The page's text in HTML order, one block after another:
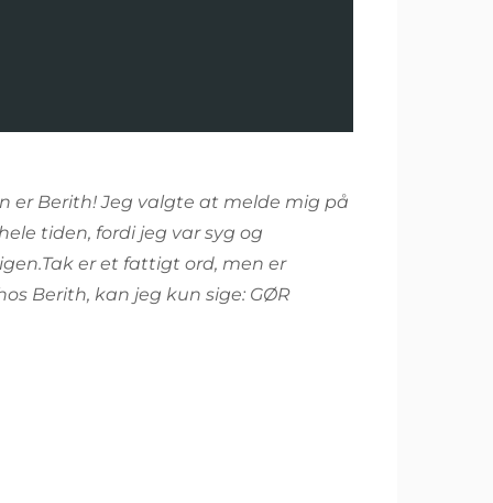
er Berith! Jeg valgte at melde mig på
tiden, fordi jeg var syg og
Tak er et fattigt ord, men er
Berith, kan jeg kun sige: GØR